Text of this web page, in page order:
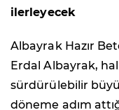
ilerleyecek
Albayrak Hazır
Erdal Albayrak,
sürdürülebilir
döneme adım